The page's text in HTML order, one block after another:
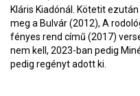
Kláris Kiadónál. Kötetit
meg a Bulvár (2012), A
fényes rend című (2017)
nem kell, 2023-ban pedig
pedig regényt adott ki.